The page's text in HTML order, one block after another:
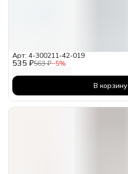
535 ₽563 ₽−5%
Арт: 4-300211-42-019
В корзину